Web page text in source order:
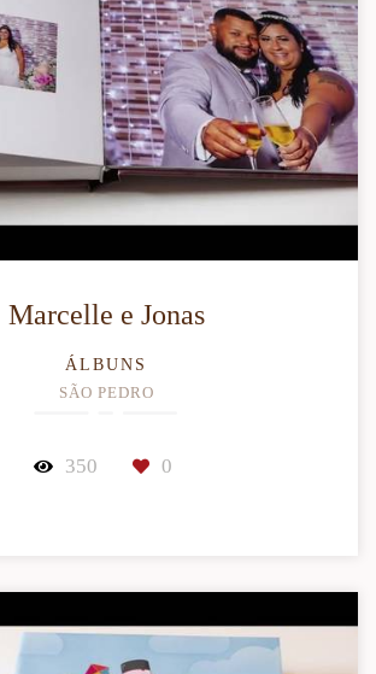
Marcelle e Jonas
ÁLBUNS
SÃO PEDRO
350 0